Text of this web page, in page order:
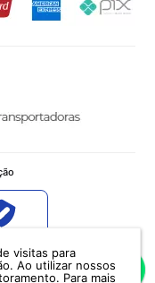
visitas para
Ao utilizar nossos
Para mais